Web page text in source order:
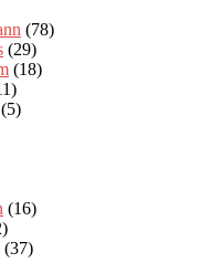
(78)
(29)
(18)
(5)
(16)
(37)